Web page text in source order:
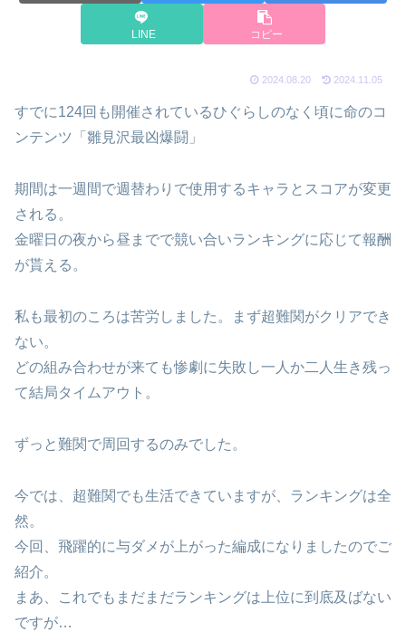
LINE コピー
2024.08.20 2024.11.05
すでに124回も開催されているひぐらしのなく頃に命のコ
ンテンツ「雛見沢最凶爆闘」
期間は一週間で週替わりで使用するキャラとスコアが変更
される。
金曜日の夜から昼までで競い合いランキングに応じて報酬
が貰える。
私も最初のころは苦労しました。まず超難関がクリアでき
ない。
どの組み合わせが来ても惨劇に失敗し一人か二人生き残っ
て結局タイムアウト。
ずっと難関で周回するのみでした。
今では、超難関でも生活できていますが、ランキングは全
然。
今回、飛躍的に与ダメが上がった編成になりましたのでご
紹介。
まあ、これでもまだまだランキングは上位に到底及ばない
ですが…